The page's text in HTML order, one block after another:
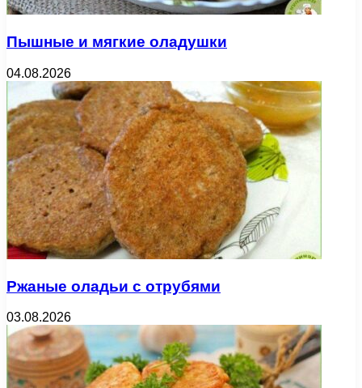
Пышные и мягкие оладушки
04.08.2026
Ржаные оладьи с отрубями
03.08.2026